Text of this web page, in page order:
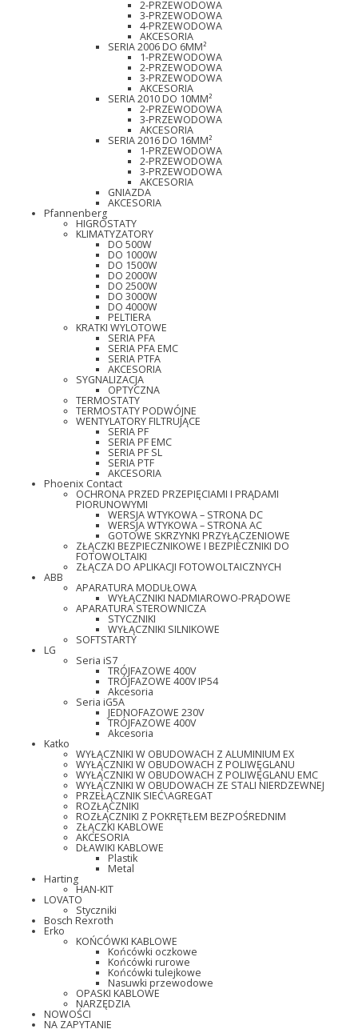
2-PRZEWODOWA
3-PRZEWODOWA
4-PRZEWODOWA
AKCESORIA
SERIA 2006 DO 6MM²
1-PRZEWODOWA
2-PRZEWODOWA
3-PRZEWODOWA
AKCESORIA
SERIA 2010 DO 10MM²
2-PRZEWODOWA
3-PRZEWODOWA
AKCESORIA
SERIA 2016 DO 16MM²
1-PRZEWODOWA
2-PRZEWODOWA
3-PRZEWODOWA
AKCESORIA
GNIAZDA
AKCESORIA
Pfannenberg
HIGROSTATY
KLIMATYZATORY
DO 500W
DO 1000W
DO 1500W
DO 2000W
DO 2500W
DO 3000W
DO 4000W
PELTIERA
KRATKI WYLOTOWE
SERIA PFA
SERIA PFA EMC
SERIA PTFA
AKCESORIA
SYGNALIZACJA
OPTYCZNA
TERMOSTATY
TERMOSTATY PODWÓJNE
WENTYLATORY FILTRUJĄCE
SERIA PF
SERIA PF EMC
SERIA PF SL
SERIA PTF
AKCESORIA
Phoenix Contact
OCHRONA PRZED PRZEPIĘCIAMI I PRĄDAMI
PIORUNOWYMI
WERSJA WTYKOWA – STRONA DC
WERSJA WTYKOWA – STRONA AC
GOTOWE SKRZYNKI PRZYŁĄCZENIOWE
ZŁĄCZKI BEZPIECZNIKOWE I BEZPIECZNIKI DO
FOTOWOLTAIKI
ZŁĄCZA DO APLIKACJI FOTOWOLTAICZNYCH
ABB
APARATURA MODUŁOWA
WYŁĄCZNIKI NADMIAROWO-PRĄDOWE
APARATURA STEROWNICZA
STYCZNIKI
WYŁĄCZNIKI SILNIKOWE
SOFTSTARTY
LG
Seria iS7
TRÓJFAZOWE 400V
TRÓJFAZOWE 400V IP54
Akcesoria
Seria iG5A
JEDNOFAZOWE 230V
TRÓJFAZOWE 400V
Akcesoria
Katko
WYŁĄCZNIKI W OBUDOWACH Z ALUMINIUM EX
WYŁĄCZNIKI W OBUDOWACH Z POLIWĘGLANU
WYŁĄCZNIKI W OBUDOWACH Z POLIWĘGLANU EMC
WYŁĄCZNIKI W OBUDOWACH ZE STALI NIERDZEWNEJ
PRZEŁĄCZNIK SIEĆ\AGREGAT
ROZŁĄCZNIKI
ROZŁĄCZNIKI Z POKRĘTŁEM BEZPOŚREDNIM
ZŁĄCZKI KABLOWE
AKCESORIA
DŁAWIKI KABLOWE
Plastik
Metal
Harting
HAN-KIT
LOVATO
Styczniki
Bosch Rexroth
Erko
KOŃCÓWKI KABLOWE
Końcówki oczkowe
Końcówki rurowe
Końcówki tulejkowe
Nasuwki przewodowe
OPASKI KABLOWE
NARZĘDZIA
NOWOŚCI
NA ZAPYTANIE